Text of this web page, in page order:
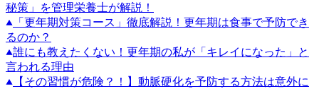
秘策」を管理栄養士が解説！
「更年期対策コース」徹底解説！更年期は食事で予防でき
るのか？
誰にも教えたくない！更年期の私が「キレイになった」と
言われる理由
【その習慣が危険？！】動脈硬化を予防する方法は意外に